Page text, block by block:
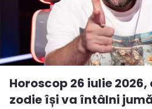
Horoscop 26 iulie 2026,
zodie își va întâlni